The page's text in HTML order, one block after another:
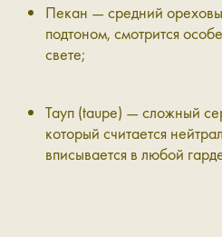
Пекан — средний
подтоном, смотрится
свете;
Тауп (taupe) — сложный
который считается
вписывается в любой